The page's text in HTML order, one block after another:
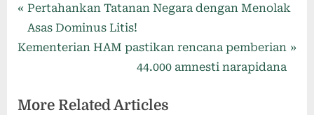
Pertahankan Tatanan Negara dengan Menolak
Asas Dominus Litis!
Kementerian HAM pastikan rencana pemberian
44.000 amnesti narapidana
More Related Articles